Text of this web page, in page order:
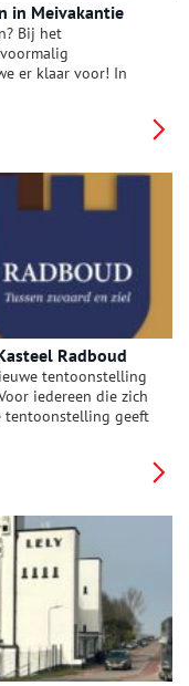
in Meivakantie
Bij het
er klaar voor! In
3 mei het vuur in
op ons
Radboud
tentoonstelling
iedereen die zich
tentoonstelling geeft
de strijd met de